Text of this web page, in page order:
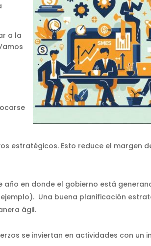
a la
estratégicos. Esto reduce el margen
año en donde el gobierno está
Una buena planificación
ágil.
se inviertan en actividades con un